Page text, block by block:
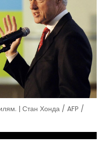
| Стан Хонда / AFP /